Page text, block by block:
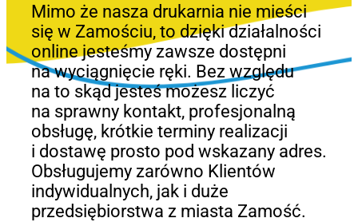
Mimo że nasza drukarnia nie mieści
się w Zamościu, to dzięki działalności
online jesteśmy zawsze dostępni
na wyciągnięcie ręki. Bez względu
na to skąd jesteś możesz liczyć
na sprawny kontakt, profesjonalną
obsługę, krótkie terminy realizacji
i dostawę prosto pod wskazany adres.
Obsługujemy zarówno Klientów
indywidualnych, jak i duże
przedsiębiorstwa z miasta Zamość.